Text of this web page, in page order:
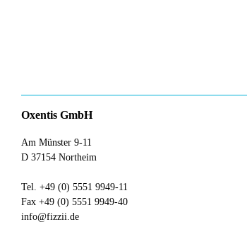
Oxentis GmbH
Am Münster 9-11
D 37154 Northeim
Tel. +49 (0) 5551 9949-11
Fax +49 (0) 5551 9949-40
info@fizzii.de